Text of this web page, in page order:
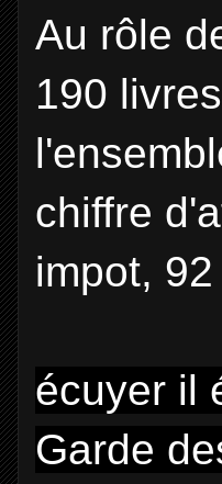
Au rôle
190
chiffre
impot,
écuyer il
Garde